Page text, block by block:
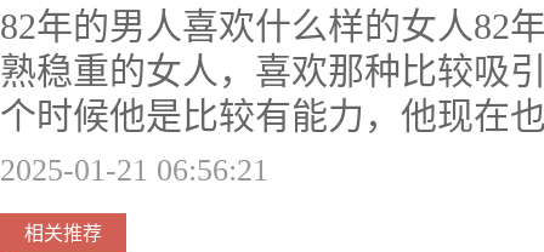
82年的男人喜欢什么样的女人82
熟稳重的女人，喜欢那种比较吸
个时候他是比较有能力，他现在
2025-01-21 06:56:21
相关推荐